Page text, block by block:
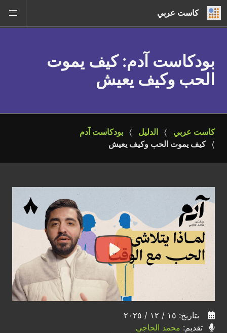
كاست عربي
بودكاست آدم: كيف يموت
الحب وكيف يعيش
كاست عربي الدليل
بودكاست آدم
كيف يموت الحب وكيف يعيش
بتاريخ: ١٥ / ١٢ / ٢٠٢٥
تقديم: محمد الحاجي